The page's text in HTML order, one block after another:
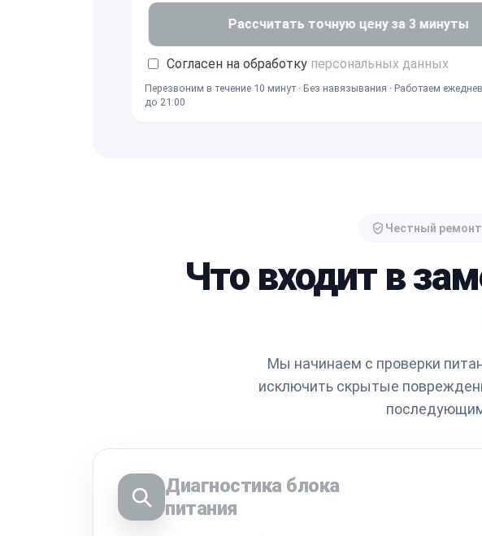
Рассчитать точную цену за 3 минуты
Согласен на обработку персональных данных
Перезвоним в течение 10 минут · Без навязывания · Работаем
до 21:00
Честный ремонт
Что входит в
Мы начинаем с проверки
исключить скрытые
Диагностика блока
питания